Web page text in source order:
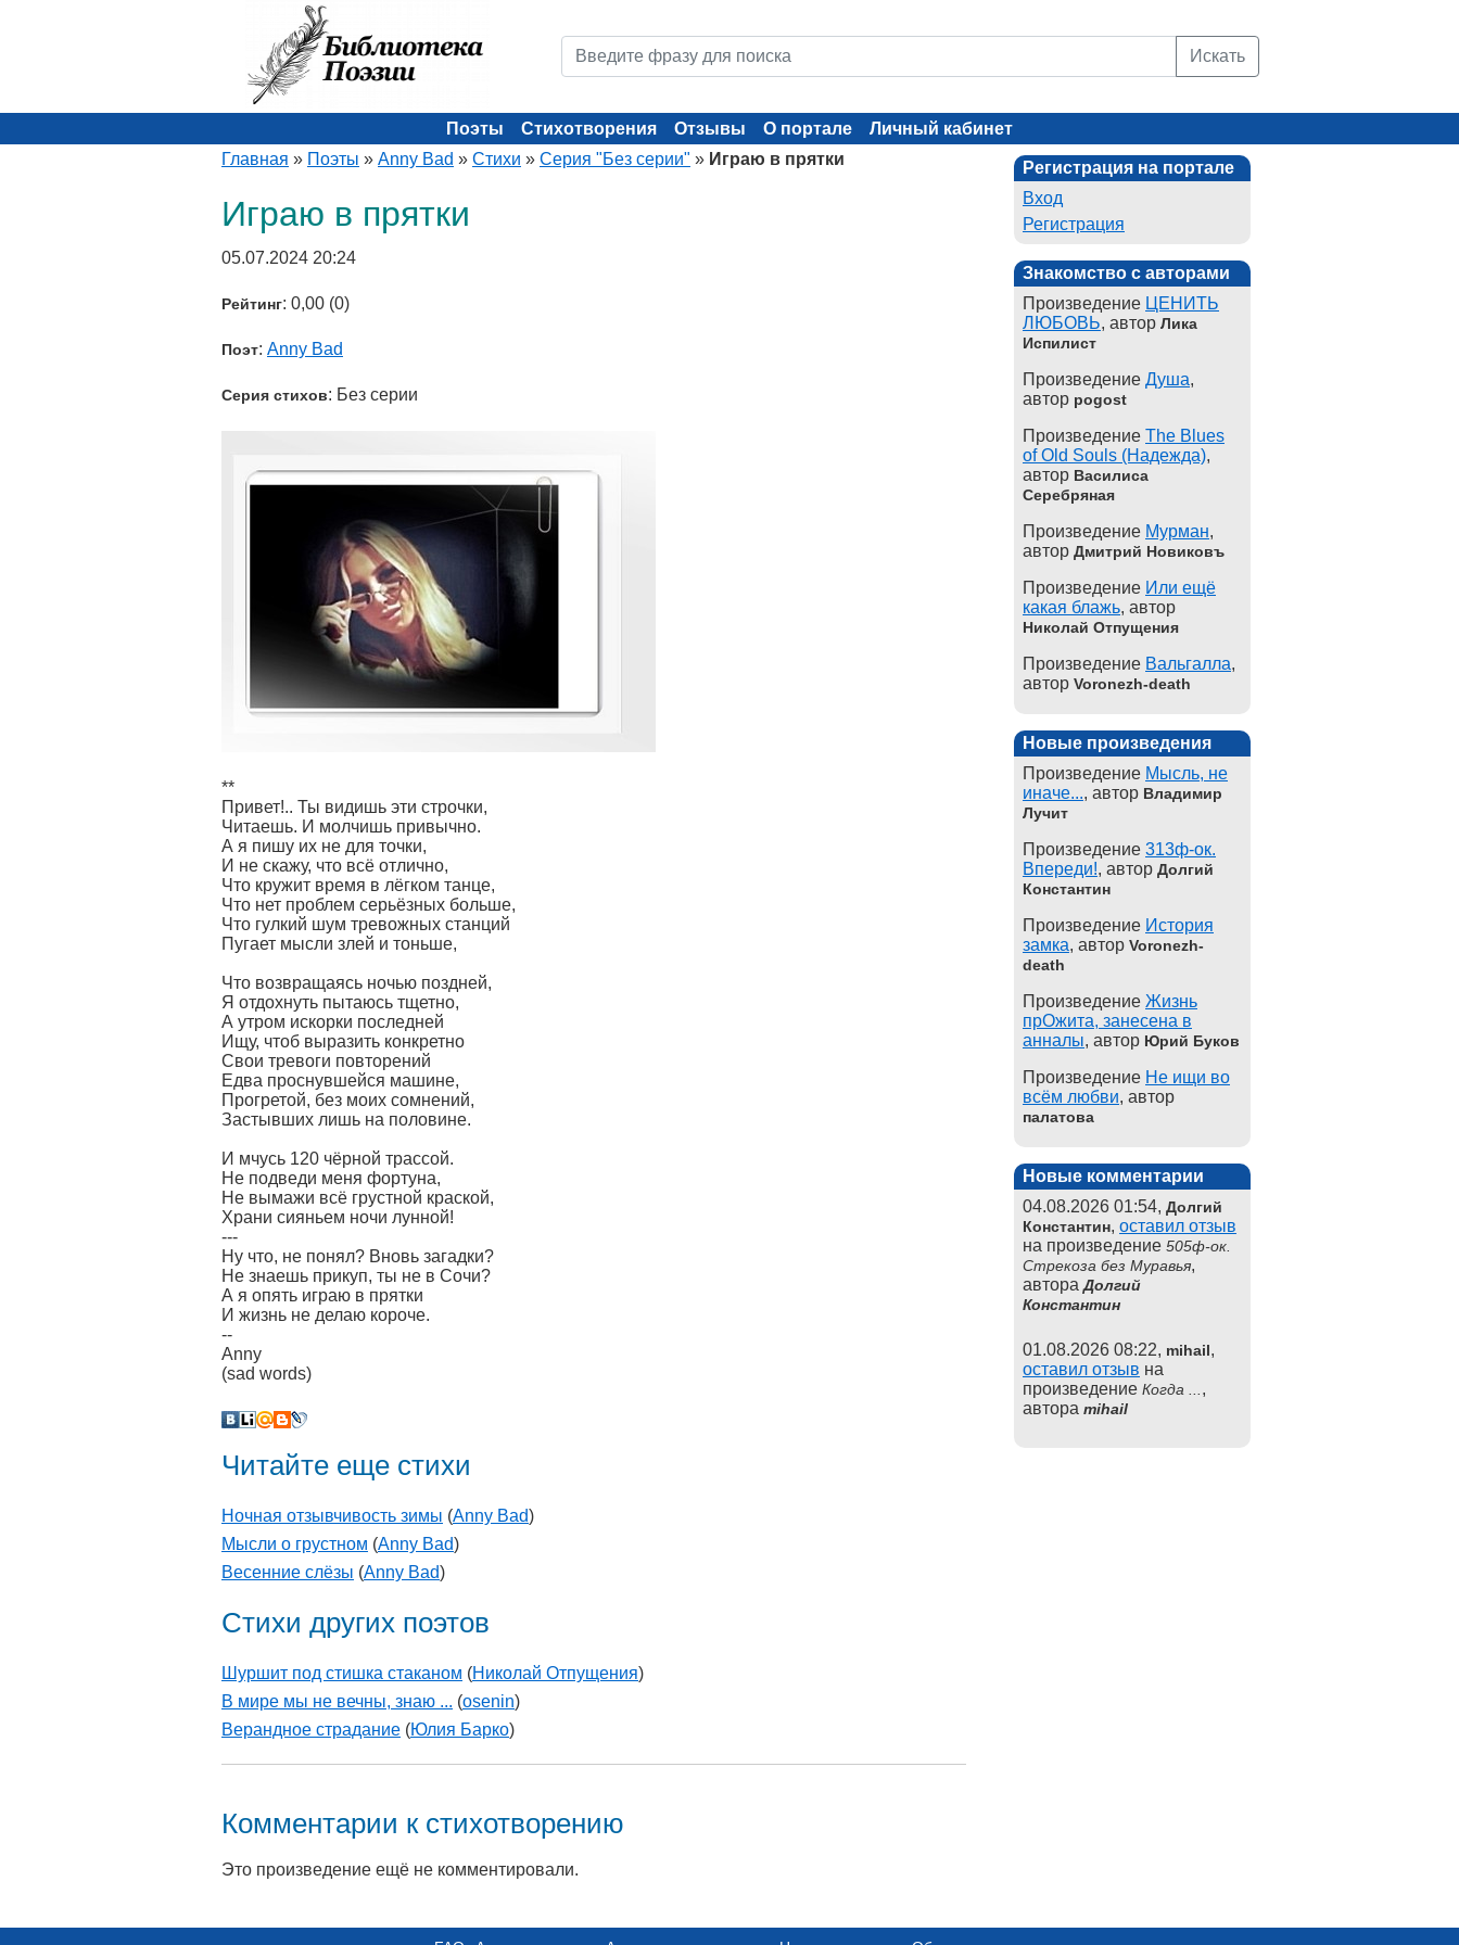
Искать
Поэты Стихотворения Отзывы О портале
Личный кабинет
Главная » Поэты » Anny Bad » Стихи » Серия "Без серии" » Играю в прятки
Играю в прятки
05.07.2024 20:24
Рейтинг: 0,00 (0)
Поэт: Anny Bad
Серия стихов: Без серии
**
Привет!.. Ты видишь эти строчки,
Читаешь. И молчишь привычно.
А я пишу их не для точки,
И не скажу, что всё отлично,
Что кружит время в лёгком танце,
Что нет проблем серьёзных больше,
Что гулкий шум тревожных станций
Пугает мысли злей и тоньше,
Что возвращаясь ночью поздней,
Я отдохнуть пытаюсь тщетно,
А утром искорки последней
Ищу, чтоб выразить конкретно
Свои тревоги повторений
Едва проснувшейся машине,
Прогретой, без моих сомнений,
Застывших лишь на половине.
И мчусь 120 чёрной трассой.
Не подведи меня фортуна,
Не вымажи всё грустной краской,
Храни сияньем ночи лунной!
---
Ну что, не понял? Вновь загадки?
Не знаешь прикуп, ты не в Сочи?
А я опять играю в прятки
И жизнь не делаю короче.
--
Anny
(sad words)
Читайте еще стихи
Ночная отзывчивость зимы (Anny Bad)
Мысли о грустном (Anny Bad)
Весенние слёзы (Anny Bad)
Стихи других поэтов
Шуршит под стишка стаканом (Николай Отпущения)
В мире мы не вечны, знаю ... (osenin)
Верандное страдание (Юлия Барко)
Комментарии к стихотворению
Это произведение ещё не комментировали.
Регистрация на портале
Вход
Регистрация
Знакомство с авторами
Произведение ЦЕНИТЬ
ЛЮБОВЬ, автор Лика
Испилист
Произведение Душа,
автор pogost
Произведение The Blues
of Old Souls (Надежда),
автор Василиса
Серебряная
Произведение Мурман,
автор Дмитрий Новиковъ
Произведение Или ещё
какая блажь, автор
Николай Отпущения
Произведение Вальгалла,
автор Voronezh-death
Новые произведения
Произведение Мысль, не
иначе..., автор Владимир
Лучит
Произведение 313ф-ок.
Впереди!, автор Долгий
Константин
Произведение История
замка, автор Voronezh-
death
Произведение Жизнь
прОжита, занесена в
анналы, автор Юрий Буков
Произведение Не ищи во
всём любви, автор
палатова
Новые комментарии
04.08.2026 01:54, Долгий
Константин, оставил отзыв
на произведение 505ф-ок.
Стрекоза без Муравья,
автораДолгий
Константин
01.08.2026 08:22, mihail,
оставил отзыв на
произведение Когда ... ,
автора mihail